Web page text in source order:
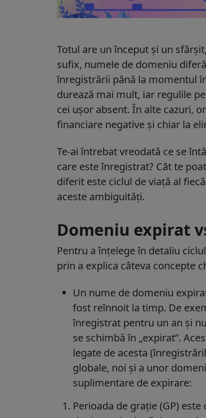
Totul are un început și un
sufix, numele de domeniu
înregistrării până la momentul
durează mai mult, iar regulile
cei ușor absent. În alte cazuri,
financiare negative și chiar la
Te-ai întrebat vreodată ce se
care este înregistrat? Cât te
diferit este ciclul de viață al
aceste ambiguități.
Domeniu expirat
Pentru a înțelege în detaliu
prin a explica câteva concepte
Un nume de domeniu
fost reînnoit la timp. De
înregistrat pentru un an și
se schimbă în „expirat”.
legate de acesta
globale, noi și a unor
suplimentare de expirare:
Perioada de grație (GP)